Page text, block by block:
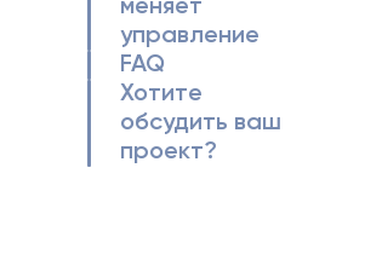
меняет
управление
FAQ
Хотите
обсудить ваш
проект?